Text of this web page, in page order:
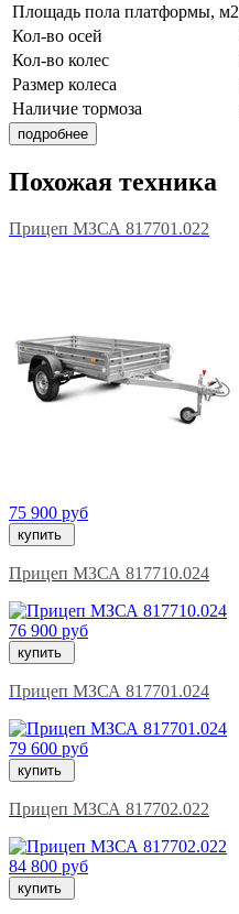
Площадь пола платформы, м2
Кол-во осей
Кол-во колес
Размер колеса
Наличие тормоза
подробнее
Похожая техника
Прицеп МЗСА 817701.022
75 900 руб
купить
Прицеп МЗСА 817710.024
76 900 руб
купить
Прицеп МЗСА 817701.024
79 600 руб
купить
Прицеп МЗСА 817702.022
84 800 руб
купить